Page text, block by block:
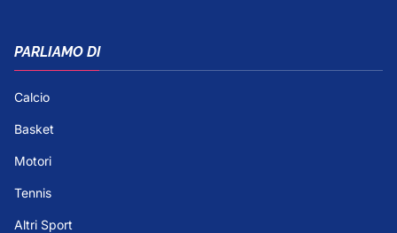
PARLIAMO DI
Calcio
Basket
Motori
Tennis
Altri Sport